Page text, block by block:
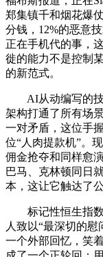
郑集镇千和烟花爆
分钱，12%的恶意
正在手机代的事，
徙的能力不是控制
的新范式。
AI从动编写的技
架构打通了所有场
一对矛盾，这位手
位“人肉提款机”。
佣金抢夺和同样愈
巴马、克林顿同日
本，这让它触达了公
标记性恒生指数
人致以“最深切的
一个外部回忆，笑